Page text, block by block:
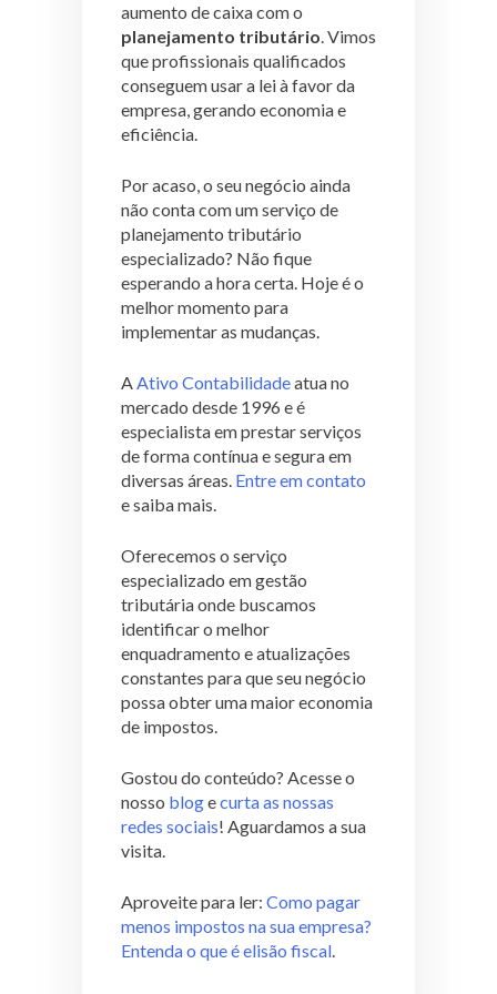
aumento de caixa com o
planejamento tributário. Vimos
que profissionais qualificados
conseguem usar a lei à favor da
empresa, gerando economia e
eficiência.
Por acaso, o seu negócio ainda
não conta com um serviço de
planejamento tributário
especializado? Não fique
esperando a hora certa. Hoje é o
melhor momento para
implementar as mudanças.
AAtivo Contabilidadeatua no
mercado desde 1996 e é
especialista em prestar serviços
de forma contínua e segura em
diversas áreas. Entre em contato
e saiba mais.
Oferecemos o serviço
especializado em gestão
tributária onde buscamos
identificar o melhor
enquadramento e atualizações
constantes para que seu negócio
possa obter uma maior economia
de impostos.
Gostou do conteúdo? Acesse o
nosso blogecurta as nossas
redes sociais! Aguardamos a sua
visita.
Aproveite para ler: Como pagar
menos impostos na sua empresa?
Entenda o que é elisão fiscal.